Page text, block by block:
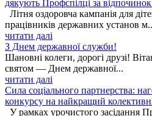
дякують Профспілці за
Літня оздоровча кампанія для
працівників державних установ
читати далі
З Днем державної служби!
Шановні колеги, дорогі друзі!
святом — Днем державної...
читати далі
Сила соціального партнерства:
конкурсу на найкращий
У рамках урочистого засідання